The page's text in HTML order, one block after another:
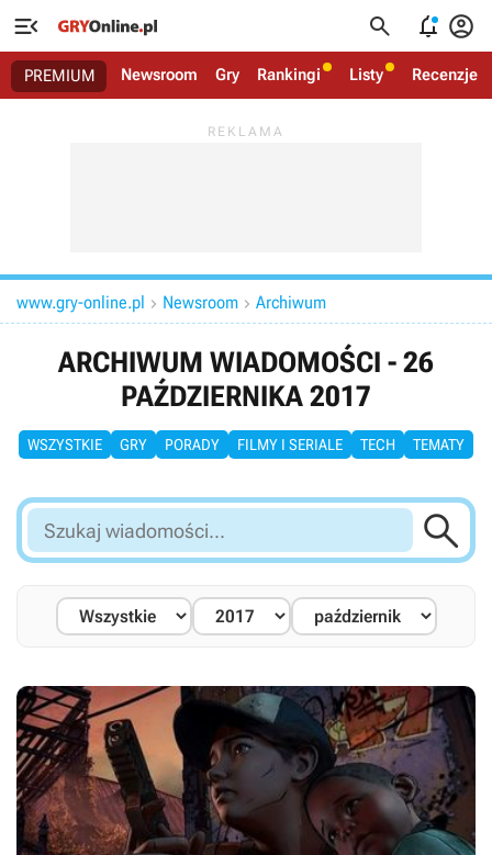
   
PREMIUM Newsroom Gry Rankingi Listy Recenzje
www.gry-online.pl  Newsroom  Archiwum
ARCHIWUM WIADOMOŚCI - 26
PAŹDZIERNIKA 2017
WSZYSTKIE GRY PORADY FILMY I SERIALE TECH TEMATY
Szukaj
wiadomości...
